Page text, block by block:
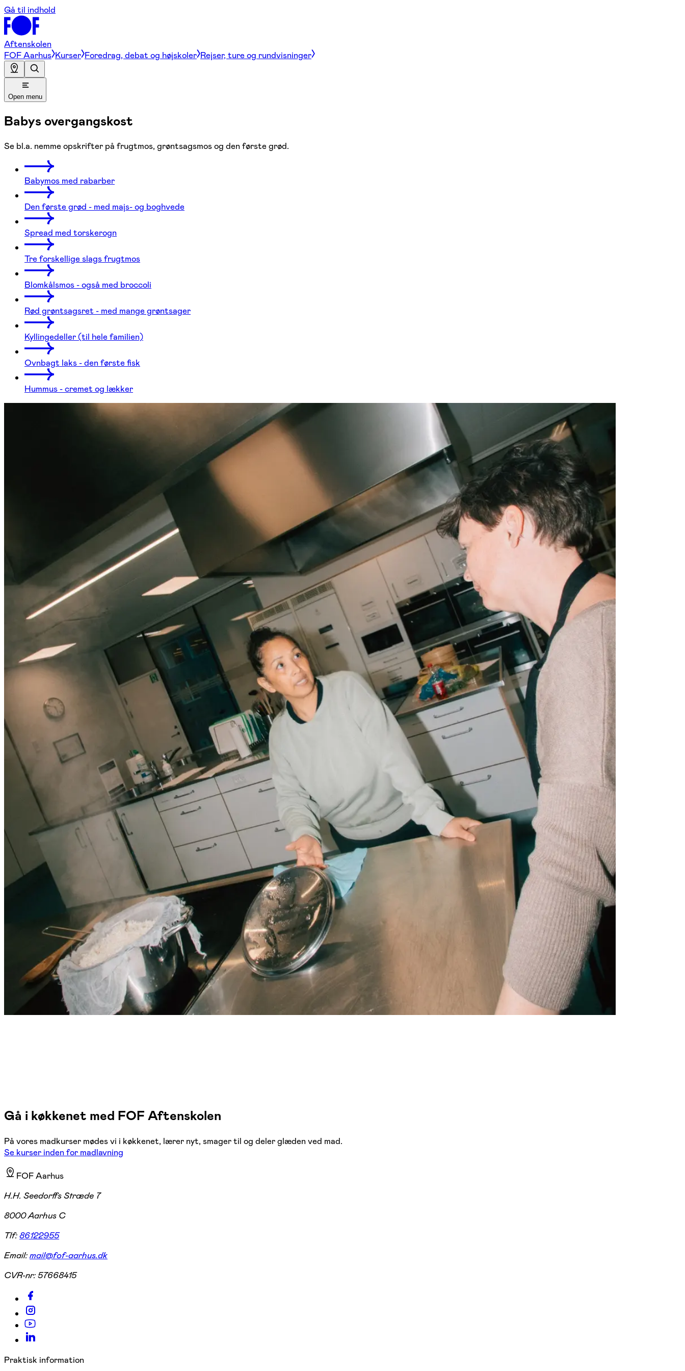
Gå til indhold
Aftenskolen
FOF Aarhus Kurser Foredrag, debat og højskoler Rejser, ture og rundvisninger
Open menu
Babys overgangskost
Se bl.a. nemme opskrifter på frugtmos, grøntsagsmos og den første grød.
Babymos med rabarber
Den første grød - med majs- og boghvede
Spread med torskerogn
Tre forskellige slags frugtmos
Blomkålsmos - også med broccoli
Rød grøntsagsret - med mange grøntsager
Kyllingedeller (til hele familien)
Ovnbagt laks - den første fisk
Hummus - cremet og lækker
Gå i køkkenet med FOF Aftenskolen
På vores madkurser mødes vi i køkkenet, lærer nyt, smager til og deler glæden ved mad.
Se kurser inden for madlavning
FOF Aarhus
H.H. Seedorffs Stræde 7
8000 Aarhus C
Tlf:86122955
Email:mail@fof-aarhus.dk
CVR-nr:57668415
Praktisk information